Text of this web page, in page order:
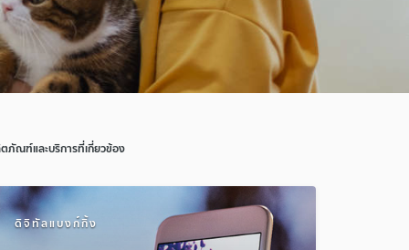
ภัณฑ์และบริการที่เกี่ยวข้อง
ดิจิทัลแบงก์กิ้ง